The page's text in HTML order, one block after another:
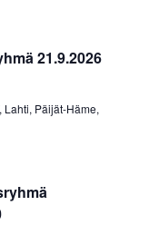
21.9.2026
Lahti, Päijät-Häme,